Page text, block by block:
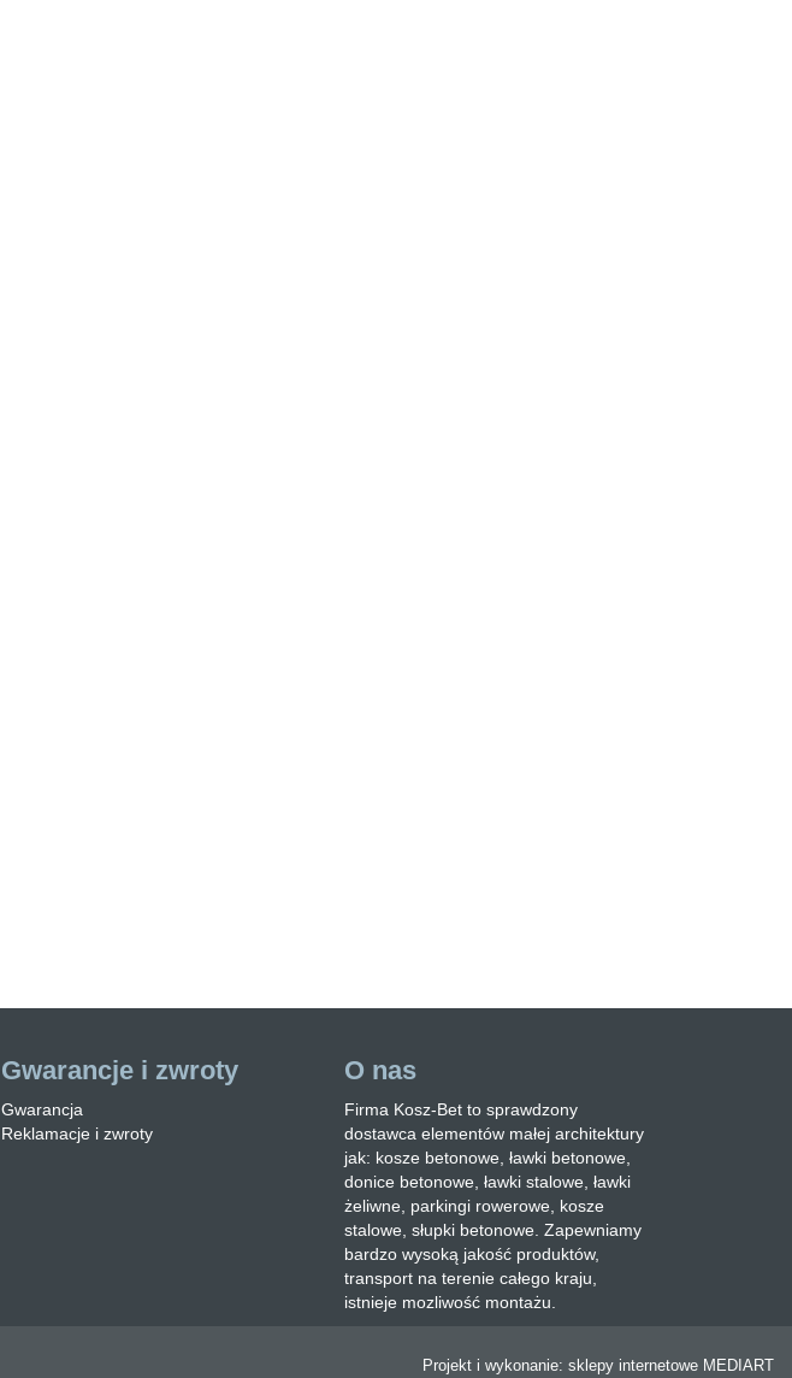
Gwarancje i zwroty
Gwarancja
Reklamacje i zwroty
O nas
Firma Kosz-Bet to sprawdzony
dostawca elementów małej architektury
jak: kosze betonowe, ławki betonowe,
donice betonowe, ławki stalowe, ławki
żeliwne, parkingi rowerowe, kosze
stalowe, słupki betonowe. Zapewniamy
bardzo wysoką jakość produktów,
transport na terenie całego kraju,
istnieje mozliwość montażu.
Projekt i wykonanie: sklepy internetowe MEDIART